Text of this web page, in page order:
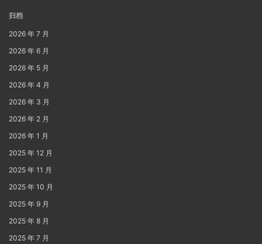
归档
2026 年 7 月
2026 年 6 月
2026 年 5 月
2026 年 4 月
2026 年 3 月
2026 年 2 月
2026 年 1 月
2025 年 12 月
2025 年 11 月
2025 年 10 月
2025 年 9 月
2025 年 8 月
2025 年 7 月